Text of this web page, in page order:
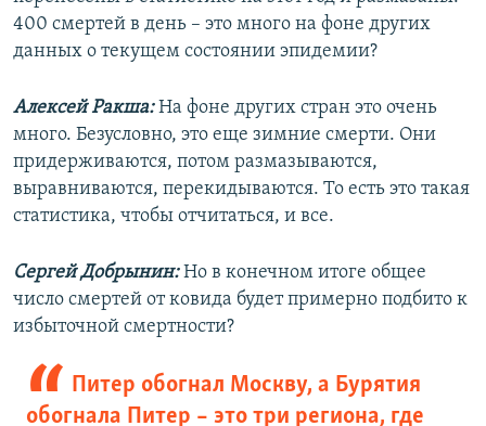
400 смертей в день – это много на фоне других
данных о текущем состоянии эпидемии?
Алексей Ракша:На фоне других стран это очень
много. Безусловно, это еще зимние смерти. Они
придерживаются, потом размазываются,
выравниваются, перекидываются. То есть это такая
статистика, чтобы отчитаться, и все.
Сергей Добрынин:Но в конечном итоге общее
число смертей от ковида будет примерно подбито к
избыточной смертности?
Питер обогнал Москву, а Бурятия
обогнала Питер – это три региона, где